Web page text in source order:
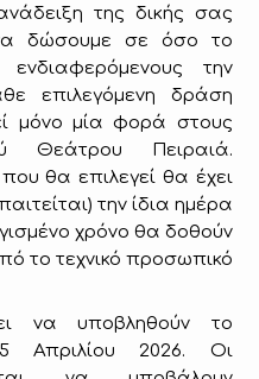
της δικής σας
δώσουμε σε όσο το
την
επιλεγόμενη δράση
μόνο μία φορά στους
Θεάτρου Πειραιά.
θα επιλεγεί θα έχει
την ίδια ημέρα
χρόνο θα δοθούν
το τεχνικό προσωπικό
να υποβληθούν το
Απριλίου 2026. Οι